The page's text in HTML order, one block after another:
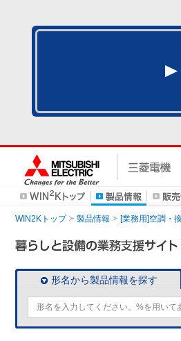
WIN2Kトップ 製品情報 [業務用]空調・
形名から製品情報を探す